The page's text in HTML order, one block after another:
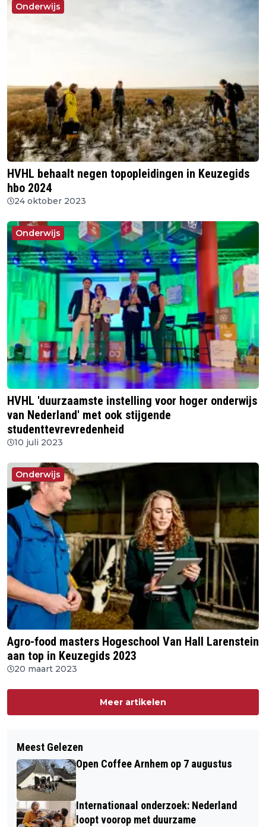
Onderwijs
HVHL behaalt negen topopleidingen in Keuzegids
hbo 2024
24 oktober 2023
Onderwijs
HVHL 'duurzaamste instelling voor hoger onderwijs
van Nederland' met ook stijgende
studenttevrevredenheid
10 juli 2023
Onderwijs
Agro-food masters Hogeschool Van Hall Larenstein
aan top in Keuzegids 2023
20 maart 2023
Meer artikelen
Meest Gelezen
Open Coffee Arnhem op 7 augustus
Internationaal onderzoek: Nederland
loopt voorop met duurzame